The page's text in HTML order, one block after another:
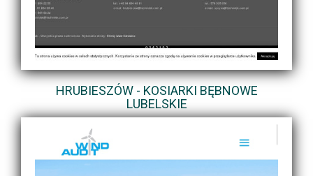
HRUBIESZÓW - KOSIARKI BĘBNOWE
LUBELSKIE